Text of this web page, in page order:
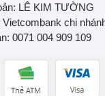
LÊ KIM TƯỜNG
Vietcombank chi
0071 004 909 109